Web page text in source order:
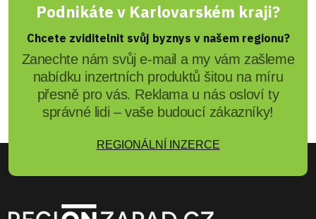
Podnikáte v Karlovarském kraji?
Chcete zviditelnit svůj byznys v našem regionu?
Zanechte nám svůj e-mail a my vám zašleme
nabídku inzertních produktů šitou na míru
přesně pro vás. Reklama u nás osloví ty
správné lidi – vaše budoucí zákazníky!
REGIONÁLNÍ INZERCE